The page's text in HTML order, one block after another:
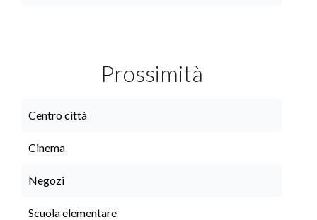
Prossimità
Centro città
Cinema
Negozi
Scuola elementare